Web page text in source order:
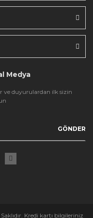
Medya
ve duyurulardan ilk sizin
GÖNDER
Kredi kartı bilgileriniz